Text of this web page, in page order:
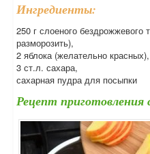
Ингредиенты:
250 г слоеного бездрожжевого
разморозить),
2 яблока (желательно красных),
3 ст.л. сахара,
сахарная пудра для посыпки
Рецепт приготовления